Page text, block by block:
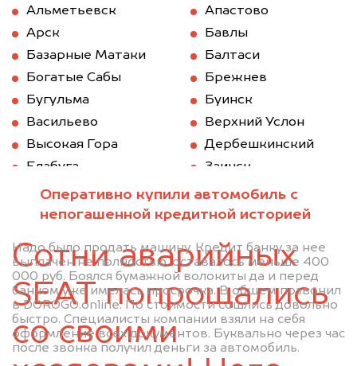
Оперативно купили автомобиль с
непогашенной кредитной историей
Надо было продать машину. Кредит банку за нее
выплачен не полностью, оставалось меньше 400
000 руб. Боялся бумажной волокиты да и перед
банком уже имелась просрочка. В общем позвонил
в DOROGO.online. По стоимости сошлись довольно
быстро. Специалисты компании взяли на себя
оформление всех документов. Буквально через час
после звонка получил деньги за автомобиль.
Альметьевск
Апастово
Арск
Бавлы
Базарные Матаки
Балтаси
Богатые Сабы
Брежнев
Бугульма
Буинск
Васильево
Верхний Услон
Высокая Гора
Дербешкинский
Елабуга
Заинск
Зеленодольск
Казань
Камское Устье
Карабаш (Татарстан)
Кукмор
Лаишево
Лениногорск
Мамадыш
Менделеевск
Мензелинск
Муслюмово
Набережные Челны
Нижнекамск
Новошешминск
Сотни аварийных
SEAT попрощались
со своими